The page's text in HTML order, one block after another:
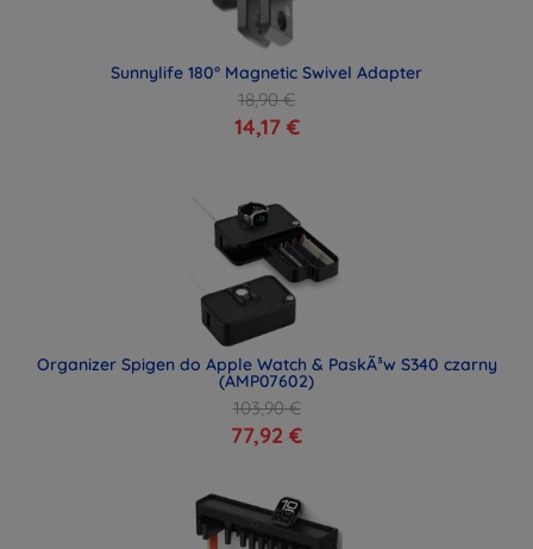
Sunnylife 180° Magnetic Swivel Adapter
18,90 €
14,17 €
Organizer Spigen do Apple Watch & PaskÃ³w S340 czarny
(AMP07602)
103,90 €
77,92 €